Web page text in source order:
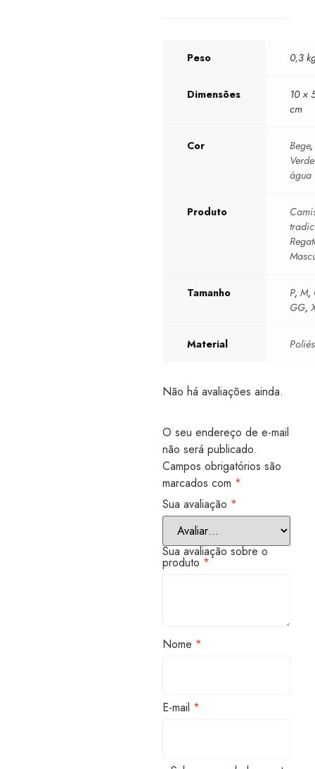
Peso 0,3
Dimensões
10 ×
cm
Cor Bege,
Verde
água
Produto
Tamanho P,M,
GG,
Material
Não há avaliações ainda.
O seu endereço de e-mail
não será publicado.
Campos obrigatórios são
marcados com *
Sua avaliação *
Sua avaliação sobre o
produto *
Nome *
E-mail *